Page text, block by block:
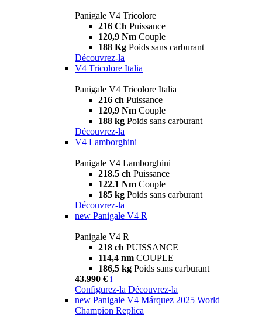
Panigale V4 Tricolore
216 Ch Puissance
120,9 Nm Couple
188 Kg Poids sans carburant
Découvrez-la
V4 Tricolore Italia
Panigale V4 Tricolore Italia
216 ch Puissance
120,9 Nm Couple
188 kg Poids sans carburant
Découvrez-la
V4 Lamborghini
Panigale V4 Lamborghini
218.5 ch Puissance
122.1 Nm Couple
185 kg Poids sans carburant
Découvrez-la
new Panigale V4 R
Panigale V4 R
218 ch PUISSANCE
114,4 nm COUPLE
186,5 kg Poids sans carburant
43.990 € i
Configurez-la Découvrez-la
new Panigale V4 Márquez 2025 World
Champion Replica